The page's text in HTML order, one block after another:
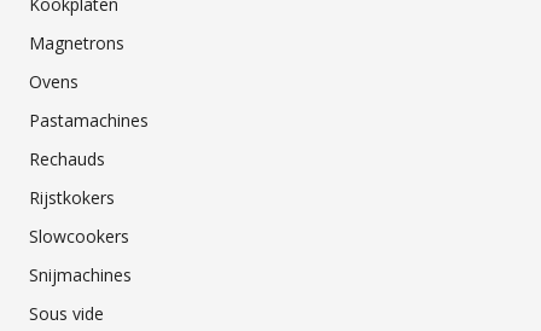
Magnetrons
Ovens
Pastamachines
Rechauds
Rijstkokers
Slowcookers
Snijmachines
Sous vide